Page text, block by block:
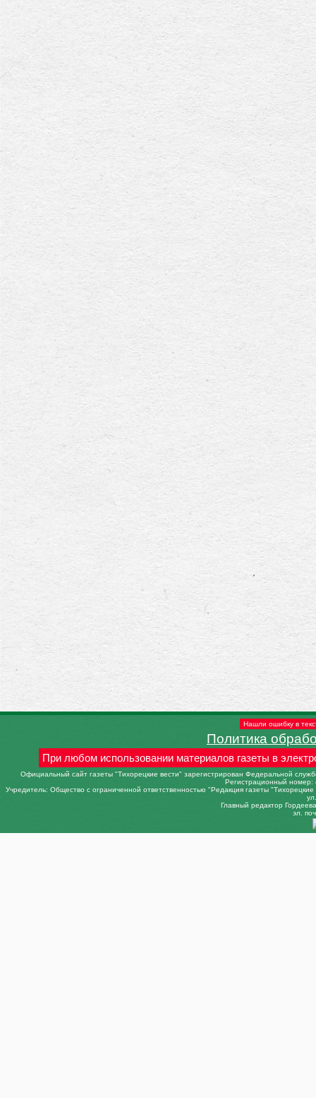
Нашли ошибку в
Политика
При любом использовании материалов газеты в
Официальный сайт газеты "Тихорецкие вести" зарегистрирован Федеральной
Регистрационный
Учредитель: Общество с ограниченной ответственностью "Редакция газеты
Главный редактор
эл.